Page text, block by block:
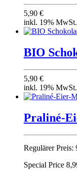
5,90 €
inkl. 19%
BIO
5,90 €
inkl. 19%
Praliné-
Regulärer Preis:
Special Price